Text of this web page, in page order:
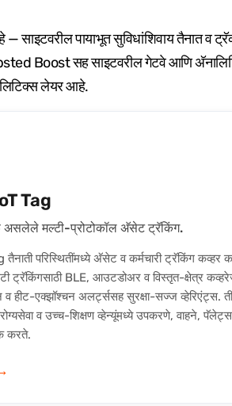
पायाभूत सुविधांशिवाय तैनात व
Boost सह साइटवरील गेटवे आणि
लेयर आहे.
Tag
असलेले मल्टी-प्रोटोकॉल अ‍ॅसेट ट्रॅकिंग.
परिस्थितींमध्ये अ‍ॅसेट व कर्मचारी ट्रॅकिंग
ट्रॅकिंगसाठी BLE, आउटडोअर व विस्तृत-क्षेत्र
हीट-एक्झॉश्चन अलर्ट्ससह सुरक्षा-सज्ज व्हेरिएंट्स.
व उच्च-शिक्षण व्हेन्यूंमध्ये उपकरणे, वाहने,
करते.